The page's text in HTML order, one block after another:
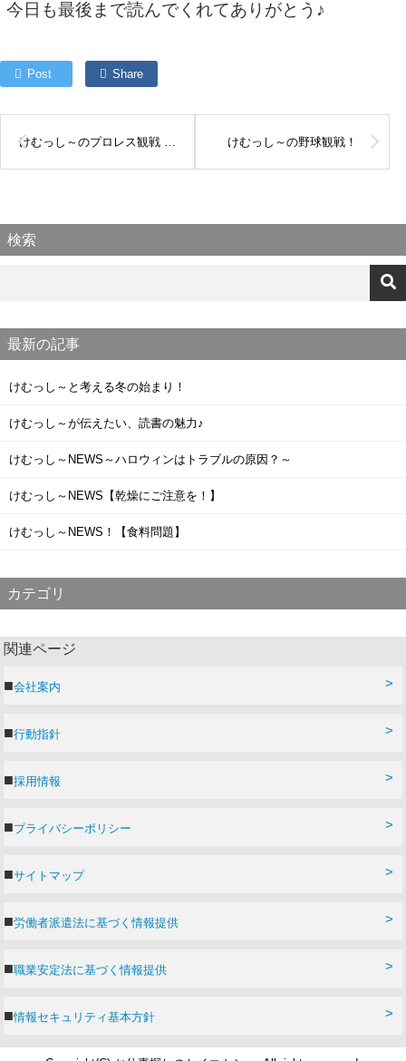
今日も最後まで読んでくれてありがとう♪
Post Share
けむっし～のプロレス観戦 in なら100年会館 けむっし～の野球観戦！
検索
最新の記事
けむっし～と考える冬の始まり！
けむっし～が伝えたい、読書の魅力♪
けむっし～NEWS～ハロウィンはトラブルの原因？～
けむっし～NEWS【乾燥にご注意を！】
けむっし～NEWS！【食料問題】
カテゴリ
関連ページ
会社案内
行動指針
採用情報
プライバシーポリシー
サイトマップ
労働者派遣法に基づく情報提供
職業安定法に基づく情報提供
情報セキュリティ基本方針